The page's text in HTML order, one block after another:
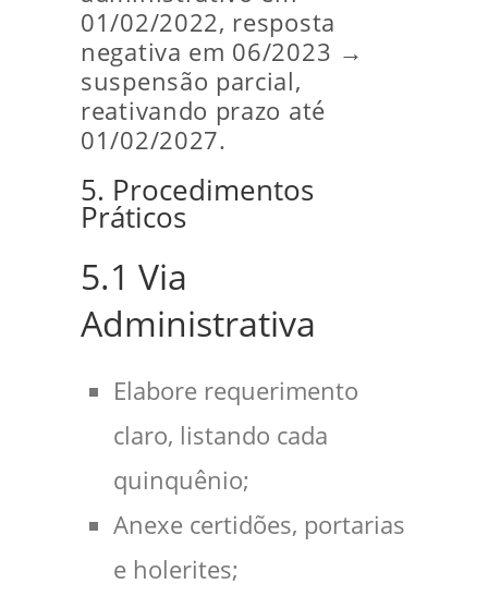
01/02/2022, resposta
negativa em 06/2023 →
suspensão parcial,
reativando prazo até
01/02/2027.
5. Procedimentos
Práticos
5.1 Via
Administrativa
Elabore requerimento
claro, listando cada
quinquênio;
Anexe certidões, portarias
e holerites;